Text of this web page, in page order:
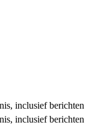
inclusief
inclusief